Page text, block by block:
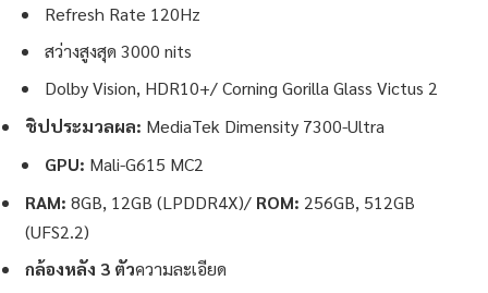
Refresh Rate 120Hz
สว่างสูงสุด 3000 nits
Dolby Vision, HDR10+/ Corning Gorilla Glass Victus 2
ชิปประมวลผล: MediaTek Dimensity 7300-Ultra
GPU: Mali-G615 MC2
RAM: 8GB, 12GB (LPDDR4X)/ ROM: 256GB, 512GB
(UFS2.2)
กล้องหลัง 3 ตัวความละเอียด